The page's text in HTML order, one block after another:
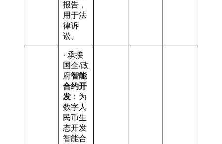
报告，
用于法
律诉
讼。
· 承接
国企/政
府智能
合约开
发 ：为
数字人
民币生
态开发
智能合